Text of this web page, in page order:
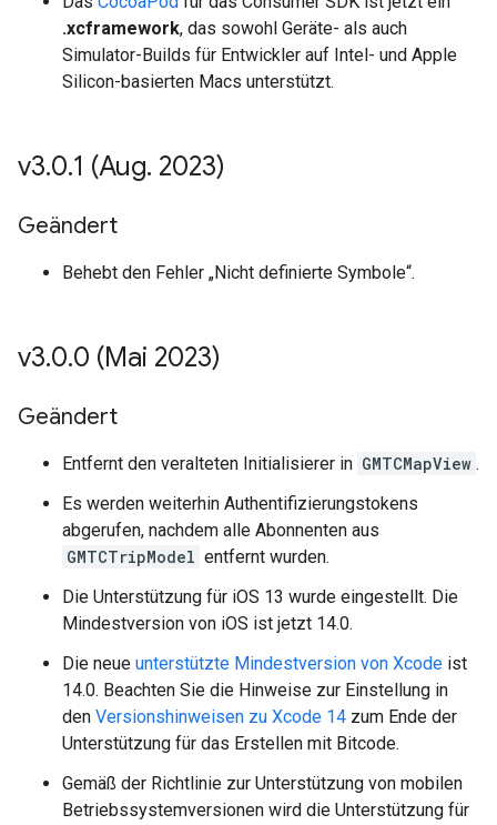
.xcframework, das sowohl Geräte- als auch
Simulator-Builds für Entwickler auf Intel- und Apple
Silicon-basierten Macs unterstützt.
v3.0.1 (Aug. 2023)
Geändert
Behebt den Fehler „Nicht definierte Symbole“.
v3.0.0 (Mai 2023)
Geändert
Entfernt den veralteten Initialisierer in GMTCMapView .
Es werden weiterhin Authentifizierungstokens
abgerufen, nachdem alle Abonnenten aus
GMTCTripModel entfernt wurden.
Die Unterstützung für iOS 13 wurde eingestellt. Die
Mindestversion von iOS ist jetzt 14.0.
Die neue unterstützte Mindestversion von Xcode ist
14.0. Beachten Sie die Hinweise zur Einstellung in
den Versionshinweisen zu Xcode 14 zum Ende der
Unterstützung für das Erstellen mit Bitcode.
Gemäß der Richtlinie zur Unterstützung von mobilen
Betriebssystemversionen wird die Unterstützung für